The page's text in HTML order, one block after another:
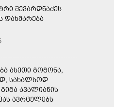
ᲨᲔᲕᲐᲠᲓᲜᲐᲫᲔᲡ
ᲓᲐᲮᲛᲐᲠᲔᲑᲐ
ᲐᲡᲔᲗᲘ ᲒᲝᲒᲝᲜᲐ,
ᲡᲐᲮᲐᲚᲮᲝᲓ
ᲐᲕᲐᲚᲘᲐᲜᲘᲡ
ᲐᲕᲠᲪᲔᲚᲔᲑᲡ